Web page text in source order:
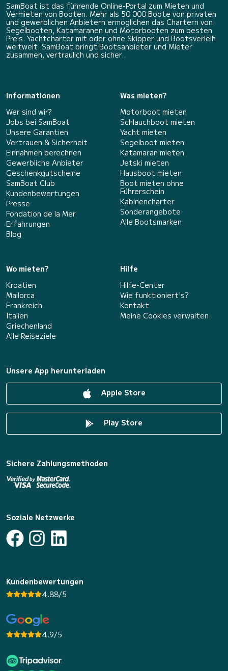
SamBoat ist das führende Online-Portal zum Mieten und
Vermieten von Booten. Mehr als 50 000 Boote von privaten
und gewerblichen Anbietern ermöglichen das Chartern von
Segelbooten, Katamaranen und Motorbooten zum besten
Preis. Yachtcharter mit oder ohne Skipper und Bootsverleih
weltweit. SamBoat bringt Bootsanbieter und Mieter
zusammen, vertraulich und sicher.
Informationen
Wer sind wir?
Jobs bei SamBoat
Unsere Garantien
Vertrauen & Sicherheit
Einnahmen berechnen
Gewerbliche Anbieter
Geschenkgutscheine
SamBoat Club
Kundenbewertungen
Presse
Fondation de la Mer
Erfahrungen
Blog
Was mieten?
Motorboot mieten
Schlauchboot mieten
Yacht mieten
Segelboot mieten
Katamaran mieten
Jetski mieten
Hausboot mieten
Boot mieten ohne
Führerschein
Kabinencharter
Sonderangebote
Alle Bootsmarken
Wo mieten?
Kroatien
Mallorca
Frankreich
Italien
Griechenland
Alle Reiseziele
Hilfe
Hilfe-Center
Wie funktioniert's?
Kontakt
Meine Cookies verwalten
Unsere App herunterladen
Apple Store
Play Store
Sichere Zahlungsmethoden
Soziale Netzwerke
Kundenbewertungen
4.88/5
4.9/5